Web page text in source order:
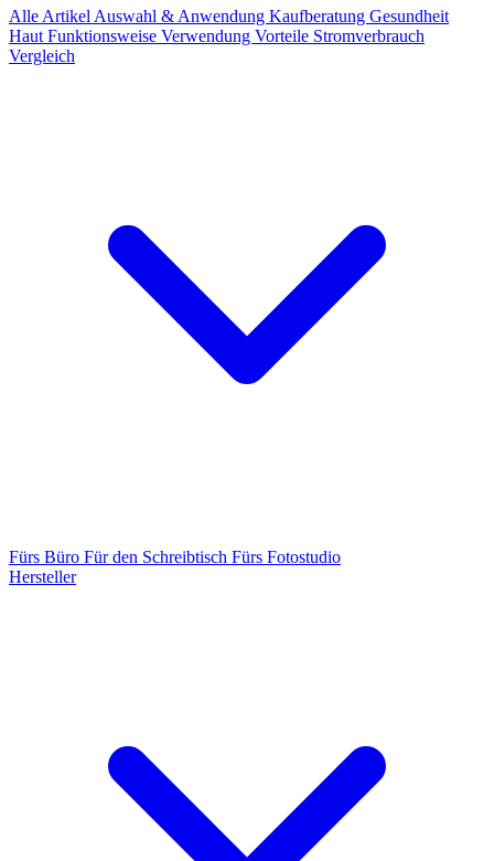
Alle Artikel Auswahl & Anwendung Kaufberatung Gesundheit
Haut Funktionsweise Verwendung Vorteile Stromverbrauch
Vergleich
Fürs Büro Für den Schreibtisch Fürs Fotostudio
Hersteller